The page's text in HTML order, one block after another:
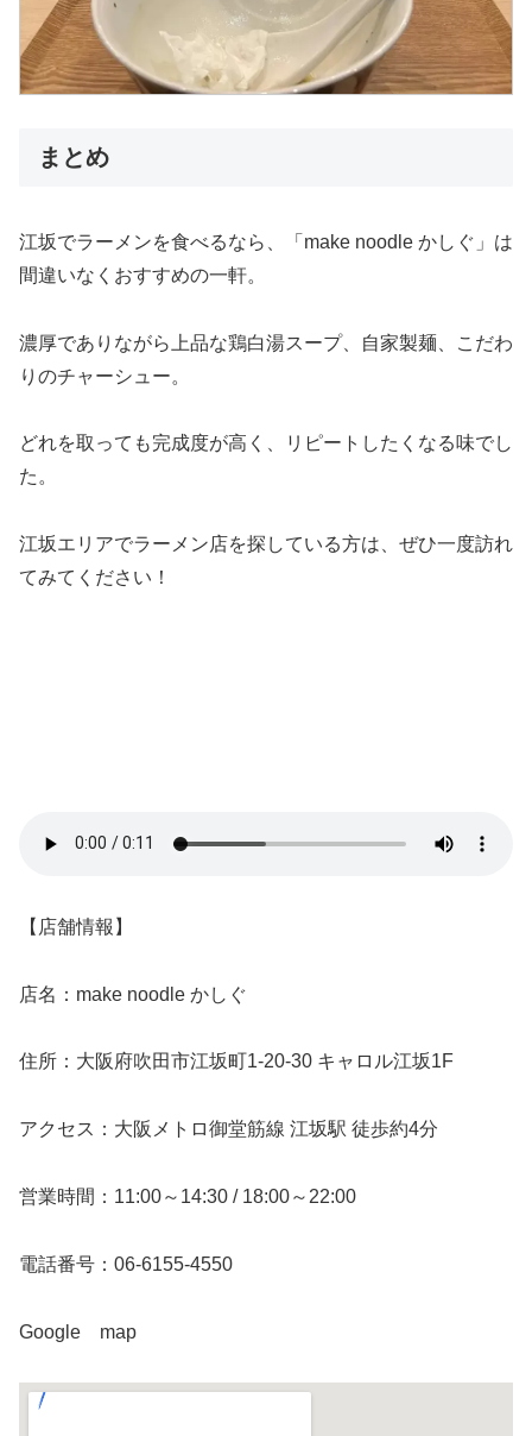
まとめ
江坂でラーメンを食べるなら、「make noodle かしぐ」は
間違いなくおすすめの一軒。
濃厚でありながら上品な鶏白湯スープ、自家製麺、こだわ
りのチャーシュー。
どれを取っても完成度が高く、リピートしたくなる味でし
た。
江坂エリアでラーメン店を探している方は、ぜひ一度訪れ
てみてください！
【店舗情報】
店名：make noodle かしぐ
住所：大阪府吹田市江坂町1-20-30 キャロル江坂1F
アクセス：大阪メトロ御堂筋線 江坂駅 徒歩約4分
営業時間：11:00～14:30 / 18:00～22:00
電話番号：06-6155-4550
Google map